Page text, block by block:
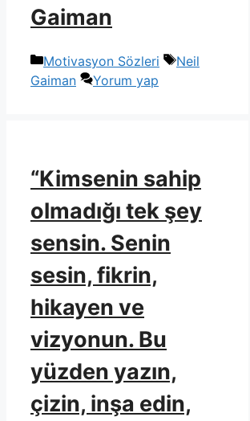
Gaiman
Kategoriler
Motivasyon Sözleri Etiketler
Neil
Gaiman
Yorum yap
“Kimsenin sahip
olmadığı tek şey
sensin. Senin
sesin, fikrin,
hikayen ve
vizyonun. Bu
yüzden yazın,
çizin, inşa edin,